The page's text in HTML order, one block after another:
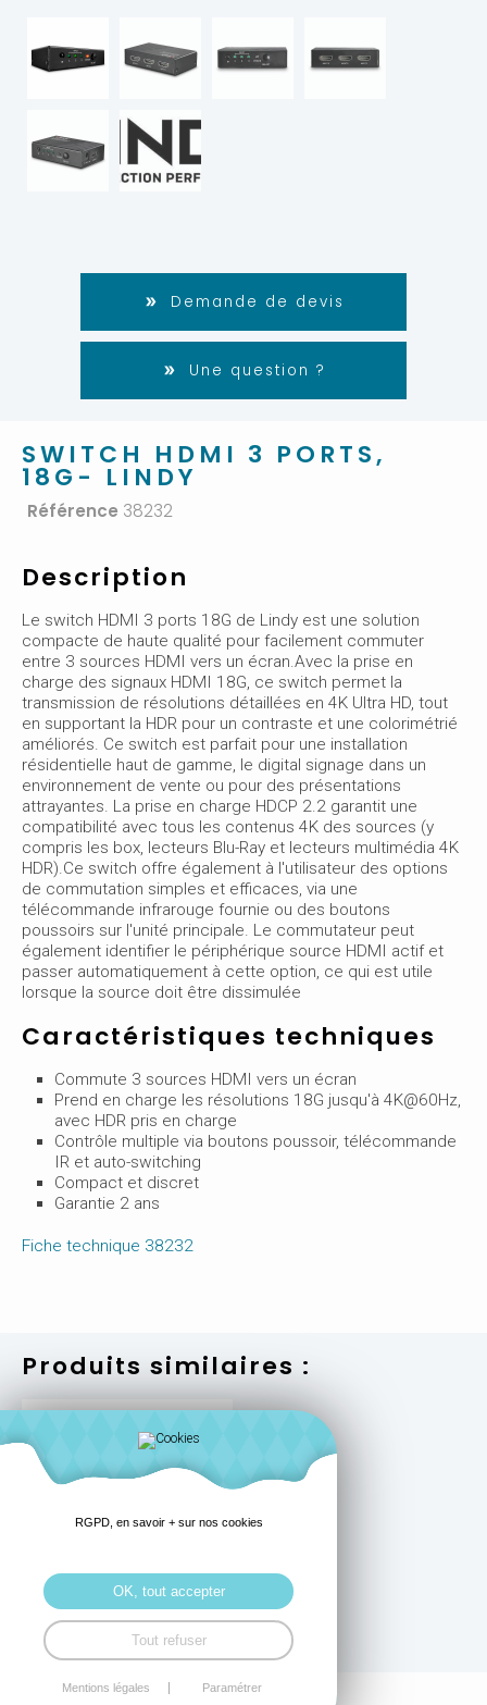
Demande de devis
Une question ?
SWITCH HDMI 3 PORTS,
18G- LINDY
Référence 38232
Description
Le switch HDMI 3 ports 18G de Lindy est une solution
compacte de haute qualité pour facilement commuter
entre 3 sources HDMI vers un écran.Avec la prise en
charge des signaux HDMI 18G, ce switch permet la
transmission de résolutions détaillées en 4K Ultra HD, tout
en supportant la HDR pour un contraste et une colorimétrié
améliorés. Ce switch est parfait pour une installation
résidentielle haut de gamme, le digital signage dans un
environnement de vente ou pour des présentations
attrayantes. La prise en charge HDCP 2.2 garantit une
compatibilité avec tous les contenus 4K des sources (y
compris les box, lecteurs Blu-Ray et lecteurs multimédia 4K
HDR).Ce switch offre également à l'utilisateur des options
de commutation simples et efficaces, via une
télécommande infrarouge fournie ou des boutons
poussoirs sur l'unité principale. Le commutateur peut
également identifier le périphérique source HDMI actif et
passer automatiquement à cette option, ce qui est utile
lorsque la source doit être dissimulée
Caractéristiques techniques
Commute 3 sources HDMI vers un écran
Prend en charge les résolutions 18G jusqu'à 4K@60Hz,
avec HDR pris en charge
Contrôle multiple via boutons poussoir, télécommande
IR et auto-switching
Compact et discret
Garantie 2 ans
Fiche technique 38232
Produits similaires :
En savoir +
RGPD, en savoir + sur nos cookies
OK, tout accepter
Tout refuser
Mentions légales Paramétrer